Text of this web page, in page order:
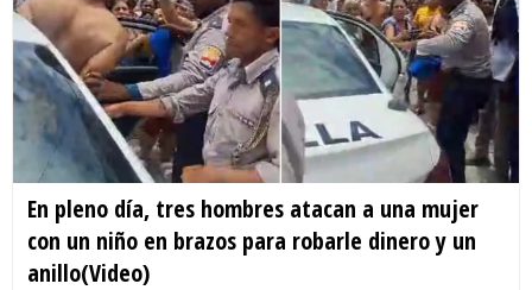
En pleno día, tres hombres atacan a una mujer
con un niño en brazos para robarle dinero y un
anillo(Video)